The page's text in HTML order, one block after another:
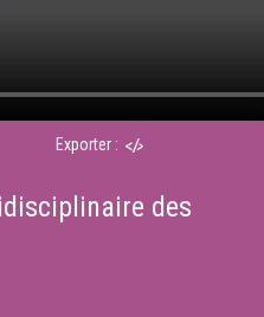
Exporter :
des